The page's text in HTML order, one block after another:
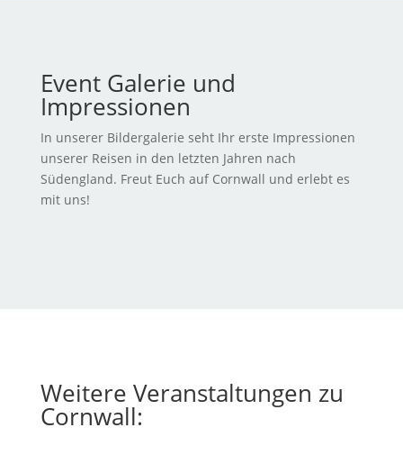
Event Galerie und
Impressionen
In unserer Bildergalerie seht Ihr erste Impressionen
unserer Reisen in den letzten Jahren nach
Südengland. Freut Euch auf Cornwall und erlebt es
mit uns!
Weitere Veranstaltungen zu
Cornwall: